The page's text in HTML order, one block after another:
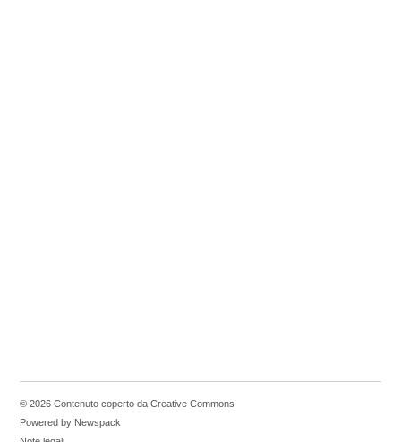
© 2026 Contenuto coperto da Creative Commons
Powered by Newspack